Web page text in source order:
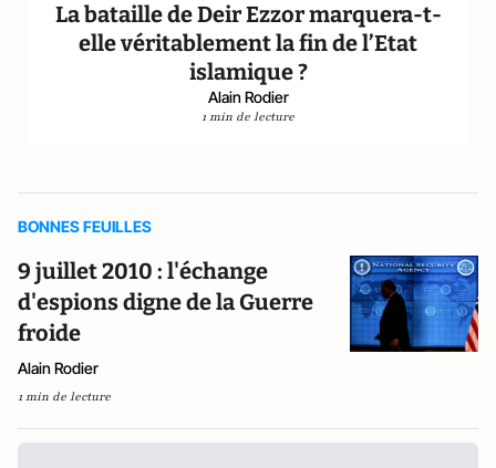
La bataille de Deir Ezzor marquera-t-
elle véritablement la fin de l’Etat
islamique ?
Alain Rodier
1 min de lecture
BONNES FEUILLES
9 juillet 2010 : l'échange
d'espions digne de la Guerre
froide
Alain Rodier
1 min de lecture